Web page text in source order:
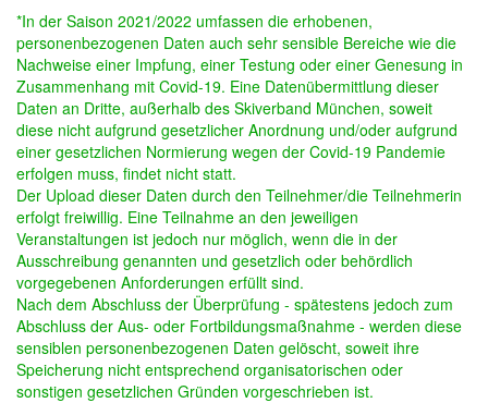
*In der Saison 2021/2022 umfassen die erhobenen,
personenbezogenen Daten auch sehr sensible Bereiche wie die
Nachweise einer Impfung, einer Testung oder einer Genesung in
Zusammenhang mit Covid-19. Eine Datenübermittlung dieser
Daten an Dritte, außerhalb des Skiverband München, soweit
diese nicht aufgrund gesetzlicher Anordnung und/oder aufgrund
einer gesetzlichen Normierung wegen der Covid-19 Pandemie
erfolgen muss, findet nicht statt.
Der Upload dieser Daten durch den Teilnehmer/die Teilnehmerin
erfolgt freiwillig. Eine Teilnahme an den jeweiligen
Veranstaltungen ist jedoch nur möglich, wenn die in der
Ausschreibung genannten und gesetzlich oder behördlich
vorgegebenen Anforderungen erfüllt sind.
Nach dem Abschluss der Überprüfung - spätestens jedoch zum
Abschluss der Aus- oder Fortbildungsmaßnahme - werden diese
sensiblen personenbezogenen Daten gelöscht, soweit ihre
Speicherung nicht entsprechend organisatorischen oder
sonstigen gesetzlichen Gründen vorgeschrieben ist.